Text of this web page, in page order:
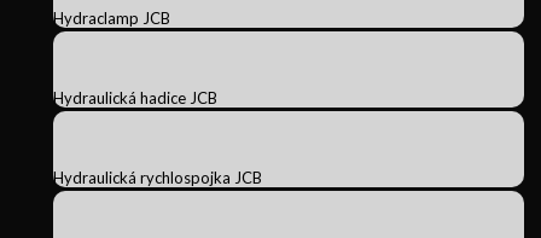
Hydraclamp JCB
Hydraulická hadice JCB
Hydraulická rychlospojka JCB